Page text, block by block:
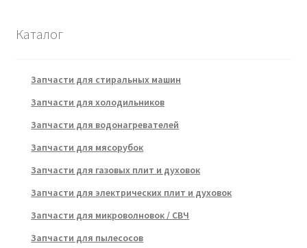
Каталог
Запчасти для стиральных машин
Запчасти для холодильников
Запчасти для водонагревателей
Запчасти для мясорубок
Запчасти для газовых плит и духовок
Запчасти для электрических плит и духовок
Запчасти для микроволновок / СВЧ
Запчасти для пылесосов